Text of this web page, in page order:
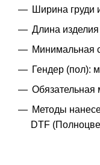
Ширина груди
Длина
Минимальная
Гендер (пол):
Обязательная
Методы
DTF